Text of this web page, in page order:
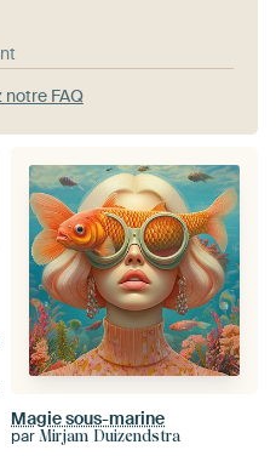
FAQ
Magie sous-marine
par Mirjam Duizendstra